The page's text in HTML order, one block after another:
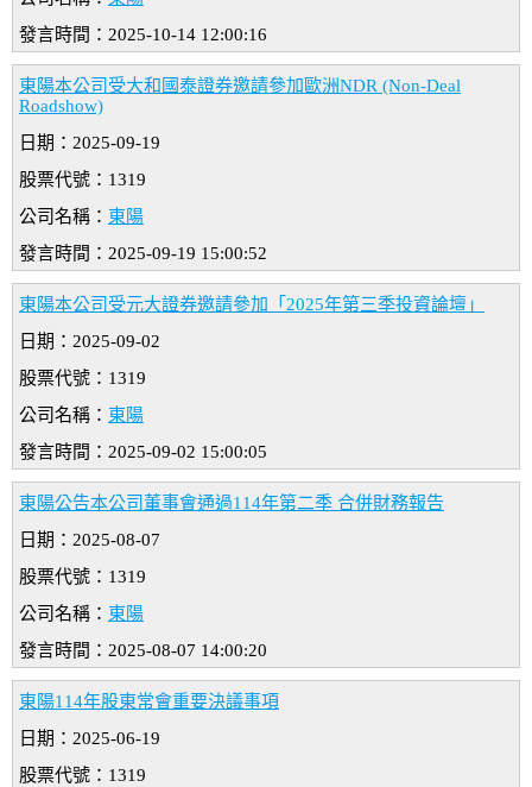
發言時間：2025-10-14 12:00:16
東陽本公司受大和國泰證券邀請參加歐洲NDR (Non-Deal
Roadshow)
日期：2025-09-19
股票代號：1319
公司名稱： 東陽
發言時間：2025-09-19 15:00:52
東陽本公司受元大證券邀請參加「2025年第三季投資論壇」
日期：2025-09-02
股票代號：1319
公司名稱： 東陽
發言時間：2025-09-02 15:00:05
東陽公告本公司董事會通過114年第二季 合併財務報告
日期：2025-08-07
股票代號：1319
公司名稱： 東陽
發言時間：2025-08-07 14:00:20
東陽114年股東常會重要決議事項
日期：2025-06-19
股票代號：1319